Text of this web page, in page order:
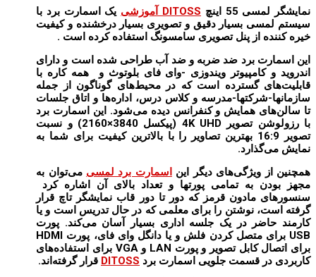
نمایشگر لمسی 55 اینچ DITOSS آموزشی
یک اسمارت برد با
سیستم لمسی بسیار دقیق و تصویری بسیار درخشنده و کیفیت
خیره کننده از پنل تصویری سامسونگ استفاده کرده است .
این اسمارت برد ضد ضربه و ضد آب طراحی شده است و دارای
اندروید و کامپیوتر ویندوزی -وای فای بلوتوث و همه کاره با
قابلیت‌های گسترده‌ است که در محیط‌های گوناگون از جمله
سازمانها-شرکتها-مدرسه و کلاس درس، اداره‌ها و اتاق جلسات
تا سالن‌های همایش و کنفرانس دیده می‌شود. این اسمارت برد
با رزولوشن تصویر 4K UHD (پیکسل 3840×2160) و نسبت
تصویر 16:9 بهترین تصاویر را با بالاترین کیفیت برای شما به
نمایش می‌گذارد.
همچنین از ویژگی‌های دیگر این
اسمارت برد لمسی می‌توان به
مجهز بودن به تمامی پورتها و تعداد بالای آن اشاره کرد
سنسورهای مادون قرمز که دور تا دور قاب نمایشگر تاچ قرار
گرفته است، نوشتن را برای معلمی که در حال تدریس است و یا
کارمند حاضر در یک جلسه اداری بسیار آسان می‌کند. پورت
USB برای متصل کردن فلش و یا دانگل وای فای، پورت HDMI
برای اتصال کابل تصویر و پورت LAN و VGA برای استفاده‌های
کاربردی در قسمت جلویی اسمارت برد DITOSS قرار گرفته‌اند.